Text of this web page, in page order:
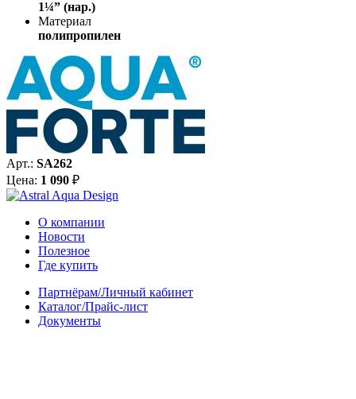
1¼” (нар.)
Материал
полипропилен
Арт.: SA262
Цена: 1 090 ₽
О компании
Новости
Полезное
Где купить
Партнёрам/Личный кабинет
Каталог/Прайс-лист
Документы